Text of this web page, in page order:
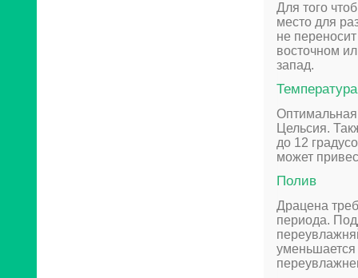
Для того
место для
не
восточном
запад.
Температура
Оптимальная
Цельсия.
до 12
может
Полив
Драцена
периода.